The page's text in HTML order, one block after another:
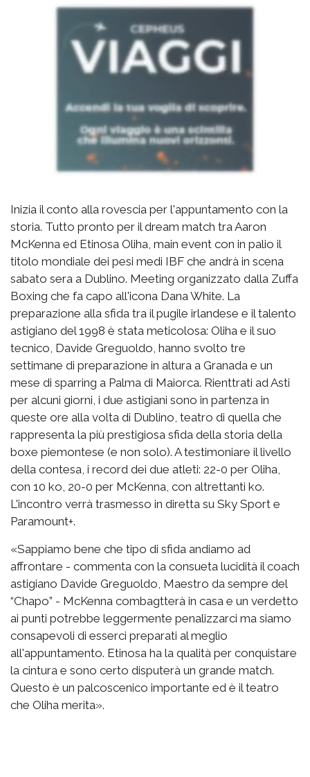
Inizia il conto alla rovescia per l'appuntamento con la
storia. Tutto pronto per il dream match tra Aaron
McKenna ed Etinosa Oliha, main event con in palio il
titolo mondiale dei pesi medi IBF che andrà in scena
sabato sera a Dublino. Meeting organizzato dalla Zuffa
Boxing che fa capo all'icona Dana White. La
preparazione alla sfida tra il pugile irlandese e il talento
astigiano del 1998 è stata meticolosa: Oliha e il suo
tecnico, Davide Greguoldo, hanno svolto tre
settimane di preparazione in altura a Granada e un
mese di sparring a Palma di Maiorca. Rienttrati ad Asti
per alcuni giorni, i due astigiani sono in partenza in
queste ore alla volta di Dublino, teatro di quella che
rappresenta la più prestigiosa sfida della storia della
boxe piemontese (e non solo). A testimoniare il livello
della contesa, i record dei due atleti: 22-0 per Oliha,
con 10 ko, 20-0 per McKenna, con altrettanti ko.
L'incontro verrà trasmesso in diretta su Sky Sport e
Paramount+.
«Sappiamo bene che tipo di sfida andiamo ad
affrontare - commenta con la consueta lucidità il coach
astigiano Davide Greguoldo, Maestro da sempre del
“Chapo” - McKenna combagtterà in casa e un verdetto
ai punti potrebbe leggermente penalizzarci ma siamo
consapevoli di esserci preparati al meglio
all'appuntamento. Etinosa ha la qualità per conquistare
la cintura e sono certo disputerà un grande match.
Questo è un palcoscenico importante ed è il teatro
che Oliha merita».